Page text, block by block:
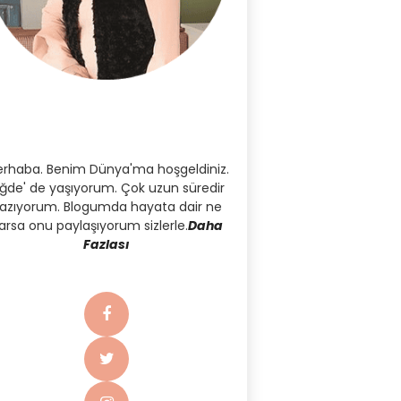
Benim Dünya'ma hoşgeldiniz.
de yaşıyorum. Çok uzun süredir
Blogumda hayata dair ne
onu paylaşıyorum sizlerle.Daha
Fazlası